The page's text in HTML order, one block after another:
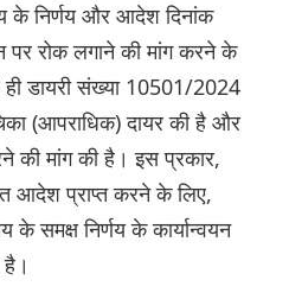
के निर्णय और आदेश दिनांक
पर रोक लगाने की मांग करने के
डायरी संख्या 10501/2024
(आपराधिक) दायर की है और
की मांग की है। इस प्रकार,
आदेश प्राप्त करने के लिए,
समक्ष निर्णय के कार्यान्वयन